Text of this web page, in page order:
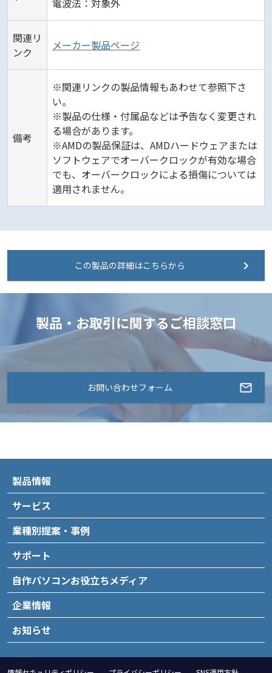
電波法：対象外
関連リ
ンク
メーカー製品ページ
備考
※関連リンクの製品情報もあわせて参照下さ
い。
※製品の仕様・付属品などは予告なく変更され
る場合があります。
※AMDの製品保証は、AMDハードウェアまたは
ソフトウェアでオーバークロックが有効な場合
でも、オーバークロックによる損傷については
適用されません。
この製品の詳細はこちらから
製品・お取引に関するご相談窓口
お問い合わせフォーム
製品情報
サービス
業種別提案・事例
サポート
自作パソコンお役立ちメディア
企業情報
お知らせ